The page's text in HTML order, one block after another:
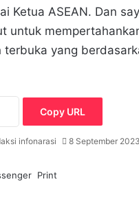
Ketua ASEAN. Dan
untuk
yang
Copy URL
infonarasi 8 September 2023
Print